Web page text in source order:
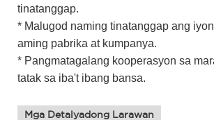
tinatanggap.
* Malugod naming tinatanggap ang
aming pabrika at kumpanya.
* Pangmatagalang kooperasyon sa
tatak sa iba't ibang bansa.
Mga Detalyadong Larawan